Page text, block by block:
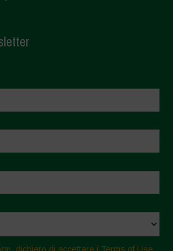
dichiaro di accettare i Terms of Use